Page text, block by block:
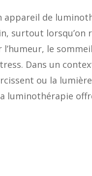
appareil de
surtout lorsqu’on
le
Dans un
ou la
luminothérapie